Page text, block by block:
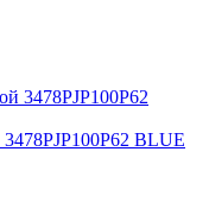
3478PJP100P62 BLUE